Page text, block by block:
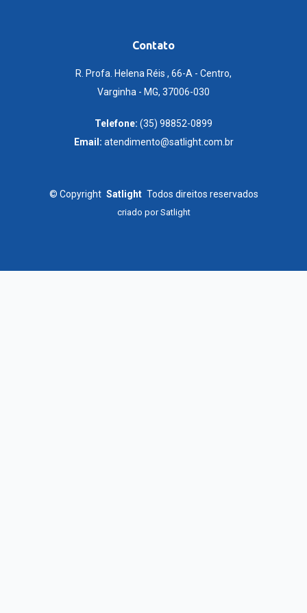
Contato
R. Profa. Helena Réis , 66-A - Centro,
Varginha - MG, 37006-030
Telefone: (35) 98852-0899
Email: atendimento@satlight.com.br
© Copyright Satlight Todos direitos reservados
criado porSatlight